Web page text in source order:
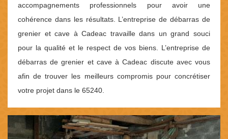
accompagnements professionnels pour avoir une
cohérence dans les résultats. L’entreprise de débarras de
grenier et cave à Cadeac travaille dans un grand souci
pour la qualité et le respect de vos biens. L’entreprise de
débarras de grenier et cave à Cadeac discute avec vous
afin de trouver les meilleurs compromis pour concrétiser
votre projet dans le 65240.